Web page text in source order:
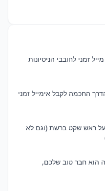
זמני לחובבי הניסיונות
ל-10 דקות? הדרך החכמה לקבל אימייל זמני
על ראש שקט ברשת (וגם לא
הוא חבר טוב שלכם,